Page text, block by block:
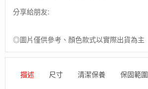
三
外
套
分享給朋友:
◎圖片僅供參考、顏色款式以實際出貨為主
描述 尺寸 清潔保養 保固範圍